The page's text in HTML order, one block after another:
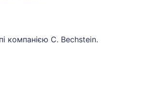
компанією C. Bechstein.